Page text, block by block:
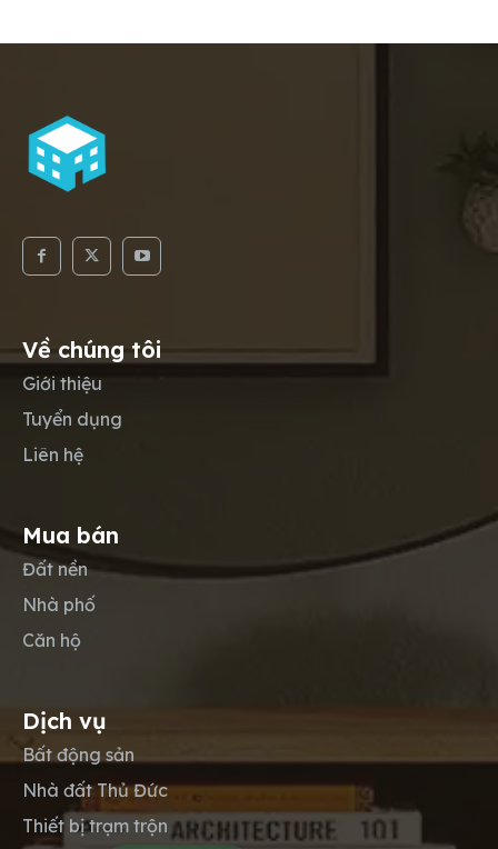
Về chúng tôi
Giới thiệu
Tuyển dụng
Liên hệ
Mua bán
Đất nền
Nhà phố
Căn hộ
Dịch vụ
Bất động sản
Nhà đất Thủ Đức
Thiết bị trạm trộn